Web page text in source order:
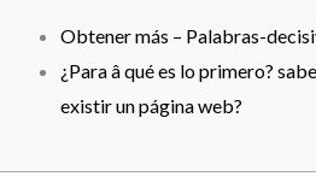
Obtener más – Palabras-
¿Para â qué es lo primero?
existir un página web?